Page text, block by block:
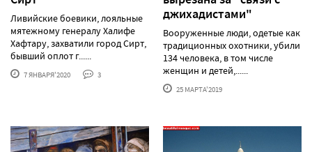
Ливийские боевики, лояльные
мятежному генералу Халифе
Хафтару, захватили город Сирт,
бывший оплот г......
7 ЯНВАРЯ'2020 3
джихадистами"
Вооруженные люди, одетые как
традиционных охотники, убили
134 человека, в том числе
женщин и детей,......
25 МАРТА'2019